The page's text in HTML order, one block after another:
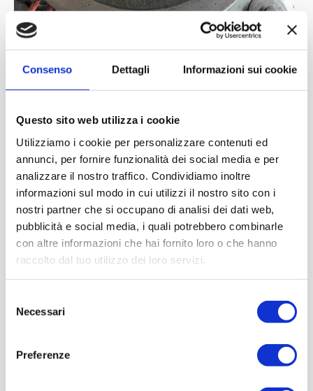
Consenso Dettagli Informazioni sui cookie
Questo sito web utilizza i cookie
Utilizziamo i cookie per personalizzare contenuti ed
annunci, per fornire funzionalità dei social media e per
analizzare il nostro traffico. Condividiamo inoltre
informazioni sul modo in cui utilizzi il nostro sito con i
nostri partner che si occupano di analisi dei dati web,
pubblicità e social media, i quali potrebbero combinarle
con altre informazioni che hai fornito loro o che hanno
raccolto dal tuo utilizzo dei loro servizi.
delNecessari
Preferenze